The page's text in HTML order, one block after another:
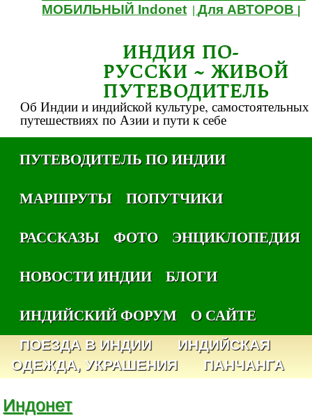
МОБИЛЬНЫЙ Indonet |Для АВТОРОВ
ИНДИЯ ПО-
РУССКИ ~ ЖИВОЙ
ПУТЕВОДИТЕЛЬ
Об Индии и индийской культуре, самостоятельных
путешествиях по Азии и пути к себе
ПУТЕВОДИТЕЛЬ ПО ИНДИИ
МАРШРУТЫ
ПОПУТЧИКИ
РАССКАЗЫ
ФОТО
ЭНЦИКЛОПЕДИЯ
НОВОСТИ ИНДИИ
БЛОГИ
ИНДИЙСКИЙ ФОРУМ
О САЙТЕ
ПОЕЗДА В ИНДИИ
ИНДИЙСКАЯ
ОДЕЖДА, УКРАШЕНИЯ
ПАНЧАНГА
Индонет